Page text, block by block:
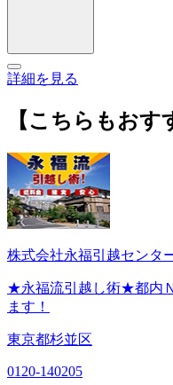
詳細を見る
【こちらもおす
株式会社永福引越センタ
★永福流引越し術★都内
ます！
東京都杉並区
0120-140205